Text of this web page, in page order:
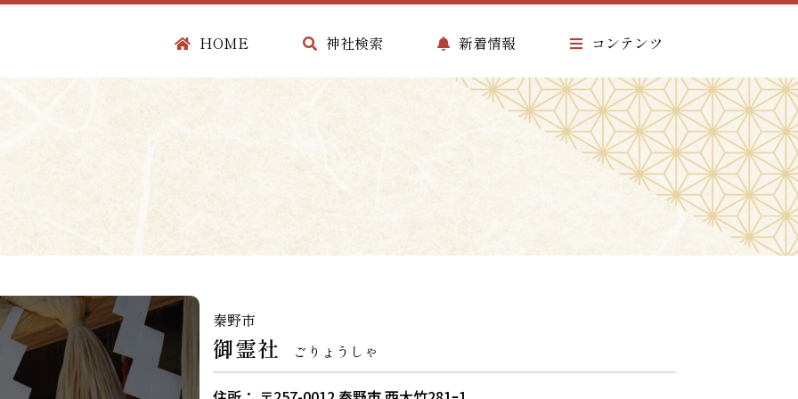
HOME 神社検索 新着情報 コンテンツ
秦野市
御霊社 ごりょうしゃ